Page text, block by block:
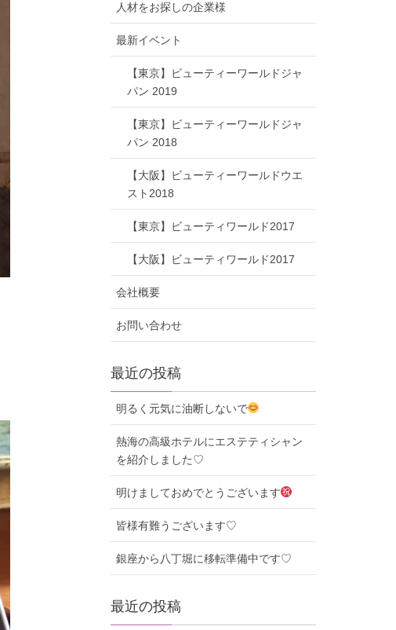
人材をお探しの企業様
最新イベント
【東京】ビューティーワールドジャ
パン 2019
【東京】ビューティーワールドジャ
パン 2018
【大阪】ビューティーワールドウエ
スト2018
【東京】ビューティワールド2017
【大阪】ビューティワールド2017
会社概要
お問い合わせ
最近の投稿
明るく元気に油断しないで
熱海の高級ホテルにエステティシャン
を紹介しました♡
明けましておめでとうございます
皆様有難うございます♡
銀座から八丁堀に移転準備中です♡
最近の投稿